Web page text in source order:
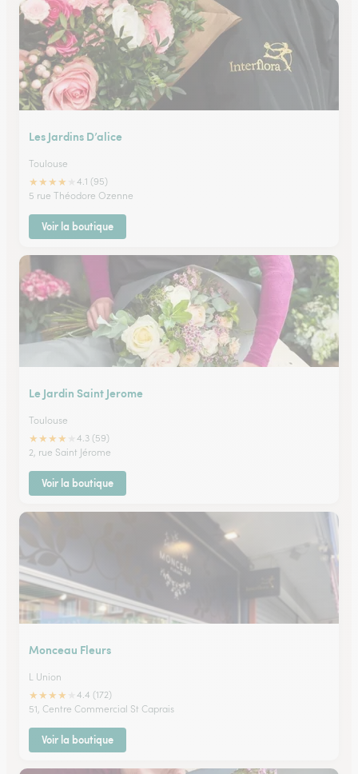
Les Jardins D’alice
Toulouse
★★★★
4.1 (95)
5 rue Théodore Ozenne
Voir la boutique
Le Jardin Saint Jerome
Toulouse
★★★★
4.3 (59)
2, rue Saint Jérome
Voir la boutique
Monceau Fleurs
L Union
★★★★
4.4 (172)
51, Centre Commercial St Caprais
Voir la boutique